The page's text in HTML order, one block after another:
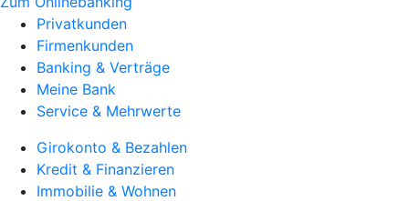
Privatkunden
Firmenkunden
Banking & Verträge
Meine Bank
Service & Mehrwerte
Girokonto & Bezahlen
Kredit & Finanzieren
Immobilie & Wohnen